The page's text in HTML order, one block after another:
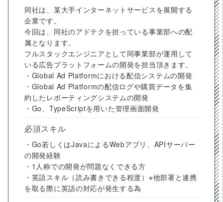
同社は、某大手インターネットサービスを展開する
企業です。
今回は、同社のアドテクを担っている事業部への配
属となります。
フルスタックエンジニアとして同事業部が運用して
いる広告プラットフォームの開発を担当頂きます。
・Global Ad Platformにおける配信システムの開発
・Global Ad Platformの配信ログや購買データを集
約したレポーティングシステムの開発
・Go、TypeScriptを用いた管理画面開発
必須スキル
・Go若しくはJavaによるWebアプリ、APIサーバー
の開発経験
・1人称での開発が問題なくできる方
・英語スキル（読み書きできる程度）※他部署と連携
を取る際に英語の対応が発生する為